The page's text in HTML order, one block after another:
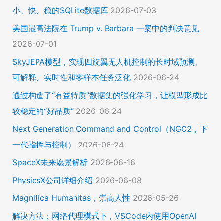
小、快、稳的SQLite数据库 2026-07-03
美国最高法院在 Trump v. Barbara 一案中的判决意见
2026-07-01
SkyJEPA模型，实现四旋翼无人机控制的长时域预测、
可解释、实时性和零样本任务泛化 2026-06-24
通过构造了“有益特质”数据集的强化学习，让模型形成比
较稳定的“好品质” 2026-06-24
Next Generation Command and Control（NGC2，下
一代指挥与控制）
2026-06-24
SpaceX未来愿景解析 2026-06-16
PhysicsX公司详细介绍 2026-06-08
Magnifica Humanitas，崇高人性 2026-05-26
解决方法：网络代理模式下，VSCode内使用OpenAI